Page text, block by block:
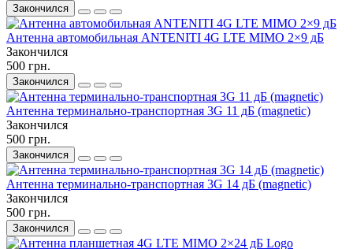
Закончился
Антенна автомобильная ANTENITI 4G LTE MIMO 2×9 дБ
Закончился
500 грн.
Закончился
Антенна терминально-транспортная 3G 11 дБ (magnetic)
Закончился
500 грн.
Закончился
Антенна терминально-транспортная 3G 14 дБ (magnetic)
Закончился
500 грн.
Закончился